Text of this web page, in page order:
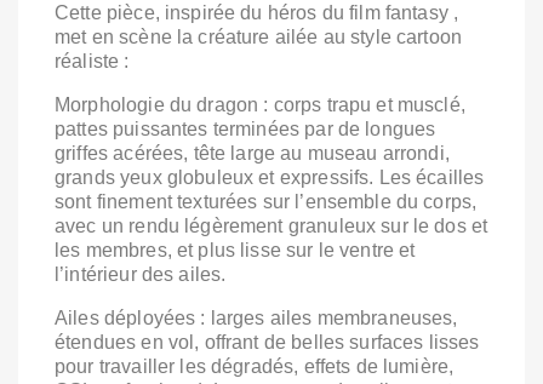
Cette pièce, inspirée du héros du film fantasy ,
met en scène la créature ailée au style cartoon
réaliste :
Morphologie du dragon : corps trapu et musclé,
pattes puissantes terminées par de longues
griffes acérées, tête large au museau arrondi,
grands yeux globuleux et expressifs. Les écailles
sont finement texturées sur l’ensemble du corps,
avec un rendu légèrement granuleux sur le dos et
les membres, et plus lisse sur le ventre et
l’intérieur des ailes.
Ailes déployées : larges ailes membraneuses,
étendues en vol, offrant de belles surfaces lisses
pour travailler les dégradés, effets de lumière,